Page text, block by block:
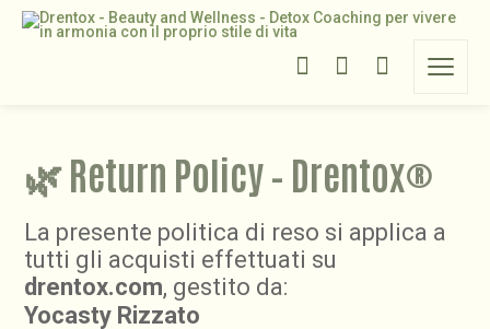
🌿Return Policy – Drentox®
La presente politica di reso si applica a
tutti gli acquisti effettuati su
drentox.com, gestito da:
Yocasty Rizzato